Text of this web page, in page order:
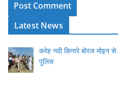
Latest News
करेह नदी किनारे बोरज मोइन
पुलिस